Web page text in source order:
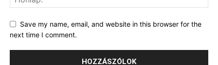
Save my name, email, and website in this browser for the
next time I comment.